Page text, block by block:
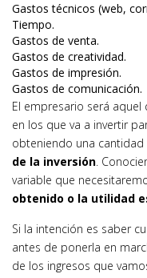
Gastos técnicos (web,
Tiempo.
Gastos de venta.
Gastos de creatividad.
Gastos de impresión.
Gastos de comunicación.
El empresario será
en los que va a invertir
obteniendo una
de la inversión.
variable que
obtenido o la utilidad
Si la intención es saber
antes de ponerla en
de los ingresos que